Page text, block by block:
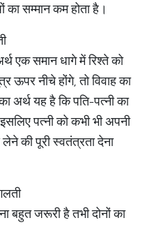
का सम्मान कम होता है।
एक समान धागे में रिश्ते को
ऊपर नीचे होंगे, तो विवाह का
अर्थ यह है कि पति-पत्नी का
पत्नी को कभी भी अपनी
की पूरी स्वतंत्रता देना
बहुत जरूरी है तभी दोनों का